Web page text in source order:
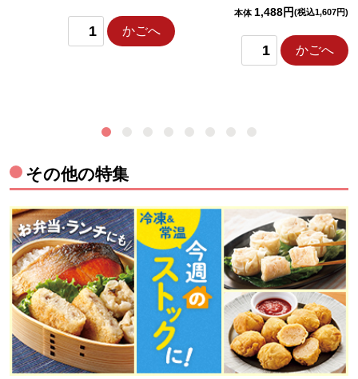
かごへ
本体 1,488円(税込1,607円)
かごへ
その他の特集